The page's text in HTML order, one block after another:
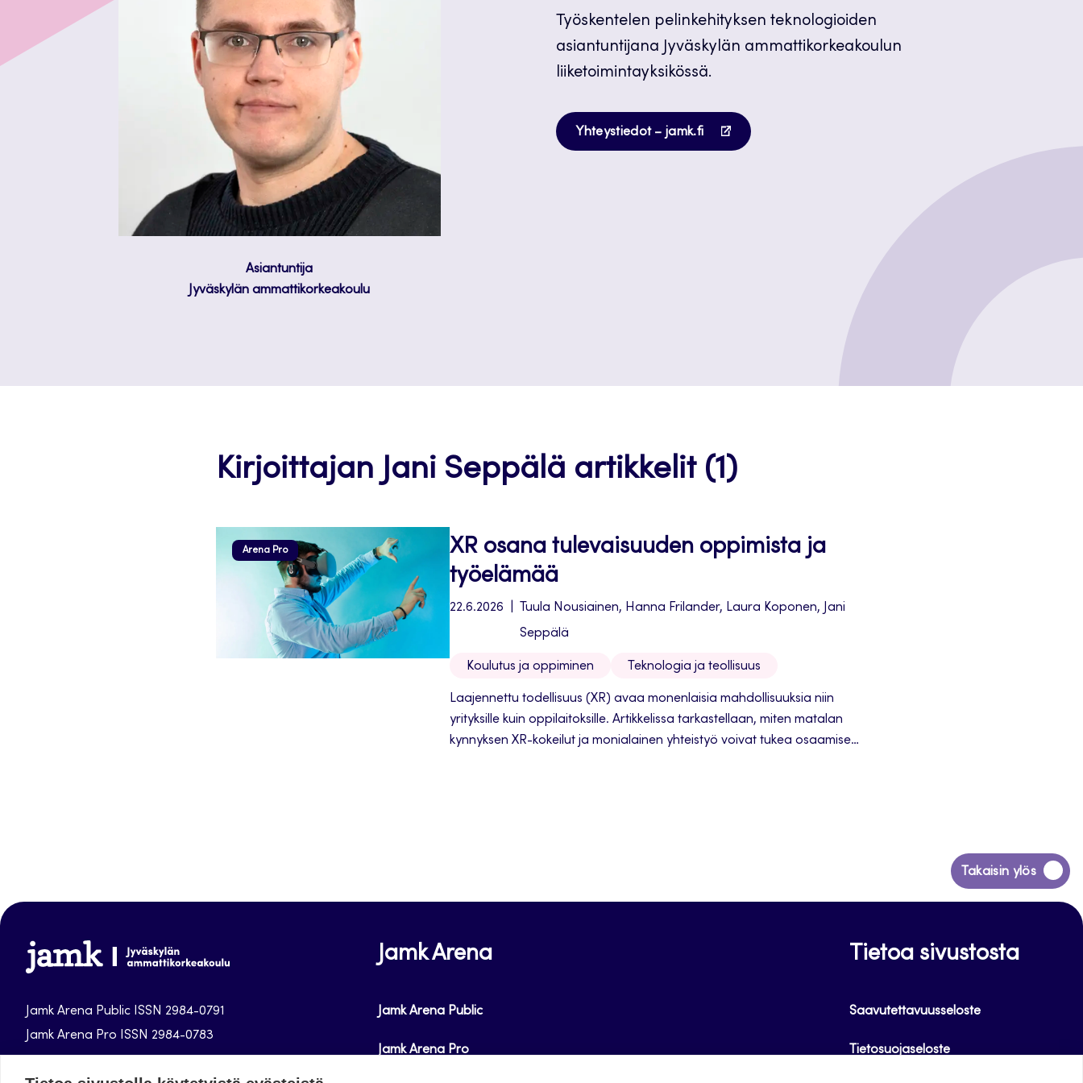
Asiantuntija
Jyväskylän ammattikorkeakoulu
Työskentelen pelinkehityksen teknologioiden
asiantuntijana Jyväskylän ammattikorkeakoulun
liiketoimintayksikössä.
Yhteystiedot – jamk.fi
Avautuu
uuteen
Kirjoittajan Jani Seppälä artikkelit (1)
Arena Pro
XR osana tulevaisuuden oppimista ja
työelämää
22.6.2026
Tuula Nousiainen, Hanna Frilander, Laura Koponen, Jani
Seppälä
Koulutus ja oppiminen Teknologia ja teollisuus
Laajennettu todellisuus (XR) avaa monenlaisia mahdollisuuksia niin
yrityksille kuin oppilaitoksille. Artikkelissa tarkastellaan, miten matalan
kynnyksen XR-kokeilut ja monialainen yhteistyö voivat tukea osaamisen
Takaisin ylös
Siirry
takaisin
Jamk
Arena
Jamk Arena Public ISSN 2984-0791
Jamk Arena Pro ISSN 2984-0783
Jyväskylän ammattikorkeakoulun julkaisut
Jamk Arena
Jamk Arena Public
Jamk Arena Pro
Tietoa sivustosta
Saavutettavuusseloste
Tietosuojaseloste